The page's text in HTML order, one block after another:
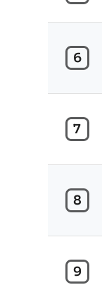
6
7
8
9